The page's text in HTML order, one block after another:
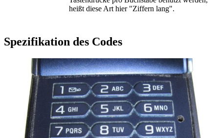
heißt diese Art hier "Ziffern lang".
Spezifikation des Codes